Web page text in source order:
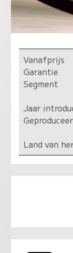
Vanafprijs
Garantie
Segment
Jaar
Land van